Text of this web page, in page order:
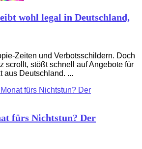
wohl legal in Deutschland,
Zeiten und Verbotsschildern. Doch
scrollt, stößt schnell auf Angebote für
aus Deutschland. ...
fürs Nichtstun? Der